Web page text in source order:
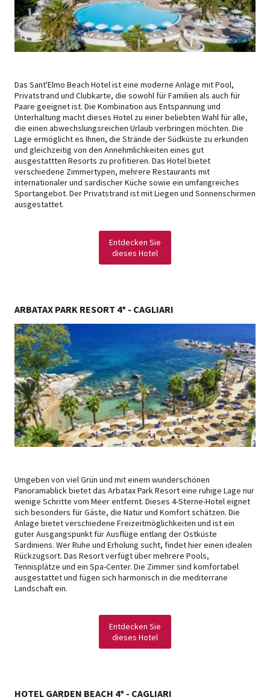
Das Sant'Elmo Beach Hotel ist eine moderne Anlage mit Pool,
Privatstrand und Clubkarte, die sowohl für Familien als auch für
Paare geeignet ist. Die Kombination aus Entspannung und
Unterhaltung macht dieses Hotel zu einer beliebten Wahl für alle,
die einen abwechslungsreichen Urlaub verbringen möchten. Die
Lage ermöglicht es Ihnen, die Strände der Südküste zu erkunden
und gleichzeitig von den Annehmlichkeiten eines gut
ausgestattten Resorts zu profitieren. Das Hotel bietet
verschiedene Zimmertypen, mehrere Restaurants mit
internationaler und sardischer Küche sowie ein umfangreiches
Sportangebot. Der Privatstrand ist mit Liegen und Sonnenschirmen
ausgestattet.
Entdecken Sie
dieses Hotel
ARBATAX PARK RESORT 4* - CAGLIARI
Umgeben von viel Grün und mit einem wunderschönen
Panoramablick bietet das Arbatax Park Resort eine ruhige Lage nur
wenige Schritte vom Meer entfernt. Dieses 4-Sterne-Hotel eignet
sich besonders für Gäste, die Natur und Komfort schätzen. Die
Anlage bietet verschiedene Freizeitmöglichkeiten und ist ein
guter Ausgangspunkt für Ausflüge entlang der Ostküste
Sardiniens. Wer Ruhe und Erholung sucht, findet hier einen idealen
Rückzugsort. Das Resort verfügt über mehrere Pools,
Tennisplätze und ein Spa-Center. Die Zimmer sind komfortabel
ausgestattet und fügen sich harmonisch in die mediterrane
Landschaft ein.
Entdecken Sie
dieses Hotel
HOTEL GARDEN BEACH 4* - CAGLIARI